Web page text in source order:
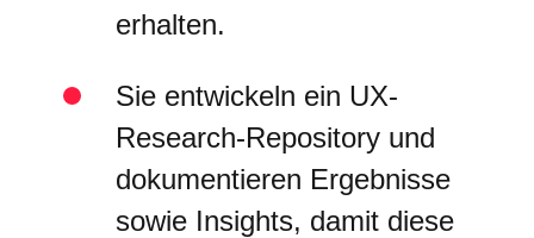
erhalten.
Sie entwickeln ein UX-
Research-Repository und
dokumentieren Ergebnisse
sowie Insights, damit diese